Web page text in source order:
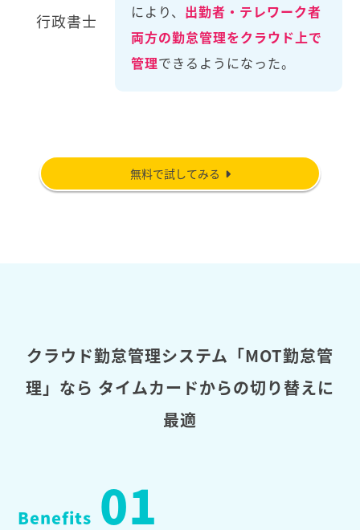
行政書士
により、 出勤者・テレワーク者
両方の勤怠管理をクラウド上で
管理できるようになった。
無料で試してみる
クラウド勤怠管理システム「MOT勤怠管
理」なら タイムカードからの切り替えに
最適
Benefits 01